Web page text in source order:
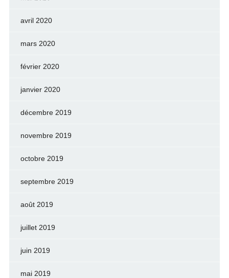
avril 2020
mars 2020
février 2020
janvier 2020
décembre 2019
novembre 2019
octobre 2019
septembre 2019
août 2019
juillet 2019
juin 2019
mai 2019